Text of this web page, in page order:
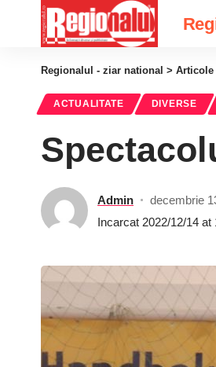
Regionalul - ziar national > Articole
ACTUALITATE DIVERSE
Admin
decembrie
Incarcat 2022/12/14 at